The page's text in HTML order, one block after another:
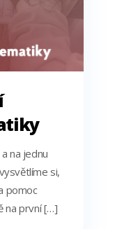
na jednu
si,
pomoc
na první […]